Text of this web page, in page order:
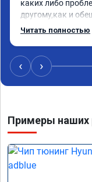
каких либо
другому,как и
Рекомендую
Читать полностью
‹ ›
Примеры наших